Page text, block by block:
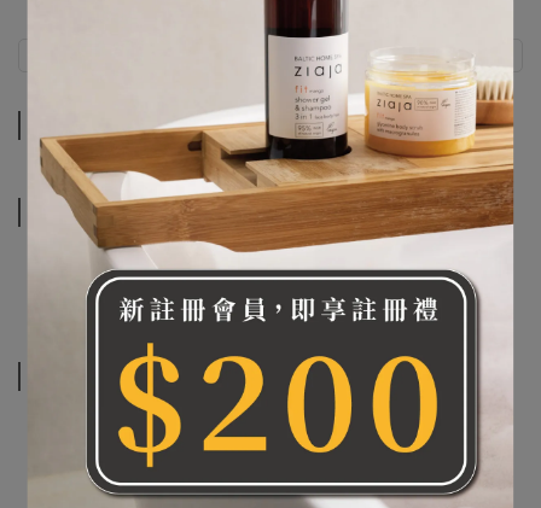
規格說明
商品介紹
規格說明
相關商品